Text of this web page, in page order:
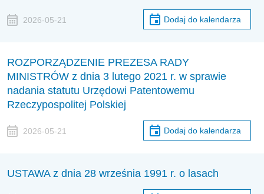
2026-05-21 Dodaj do kalendarza
ROZPORZĄDZENIE PREZESA RADY
MINISTRÓW z dnia 3 lutego 2021 r. w sprawie
nadania statutu Urzędowi Patentowemu
Rzeczypospolitej Polskiej
2026-05-21 Dodaj do kalendarza
USTAWA z dnia 28 września 1991 r. o lasach